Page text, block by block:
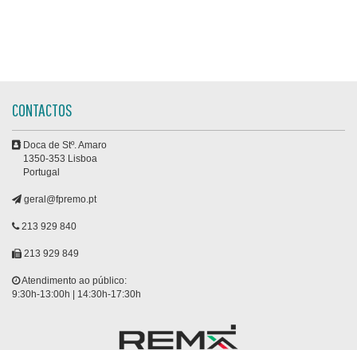
CONTACTOS
Doca de Stº. Amaro
1350-353 Lisboa
Portugal
geral@fpremo.pt
213 929 840
213 929 849
Atendimento ao público:
9:30h-13:00h | 14:30h-17:30h